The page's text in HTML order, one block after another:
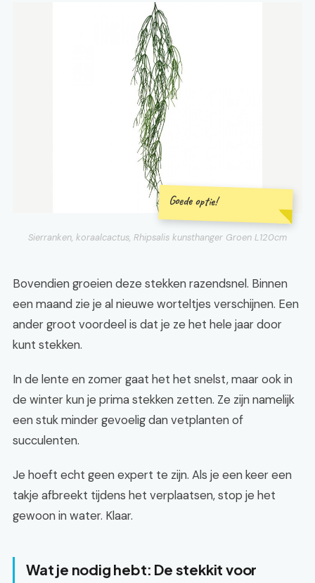
Goede optie!
Sierranken, koraalcactus, Rhipsalis kunsthanger Groen L120cm
Bovendien groeien deze stekken razendsnel. Binnen
een maand zie je al nieuwe worteltjes verschijnen. Een
ander groot voordeel is dat je ze het hele jaar door
kunt stekken.
In de lente en zomer gaat het het snelst, maar ook in
de winter kun je prima stekken zetten. Ze zijn namelijk
een stuk minder gevoelig dan vetplanten of
succulenten.
Je hoeft echt geen expert te zijn. Als je een keer een
takje afbreekt tijdens het verplaatsen, stop je het
gewoon in water. Klaar.
Wat je nodig hebt: De stekkit voor